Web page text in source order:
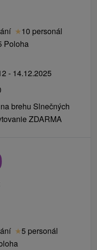
★10 personál
Poloha
- 14.12.2025
brehu Slnečných
ZDARMA
★5 personál